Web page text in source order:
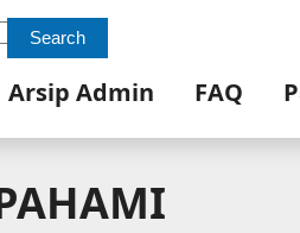
Search
Arsip Admin FAQ